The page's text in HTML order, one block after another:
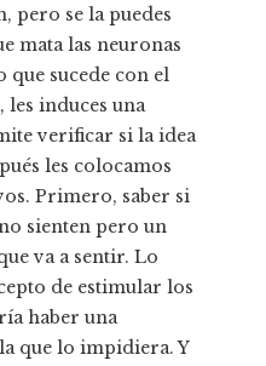
pero se la puedes
mata las neuronas
que sucede con el
induces una
verificar si la idea
les colocamos
Primero, saber si
sienten pero un
va a sentir. Lo
de estimular los
haber una
que lo impidiera. Y